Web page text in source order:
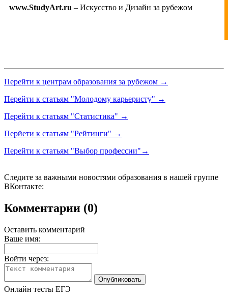
www.StudyArt.ru – Искусство и Дизайн за рубежом
Перейти к центрам образования за рубежом →
Перейти к статьям "Молодому карьеристу" →
Перейти к статьям "Статистика" →
Перйети к статьям "Рейтинги" →
Перейти к статьям "Выбор профессии"→
Следите за важными новостями образования в нашей группе
ВКонтакте:
Комментарии (0)
Оставить комментарий
Ваше имя:
Войти через:
Онлайн тесты ЕГЭ